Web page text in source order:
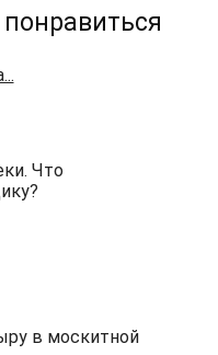
Что
в москитной